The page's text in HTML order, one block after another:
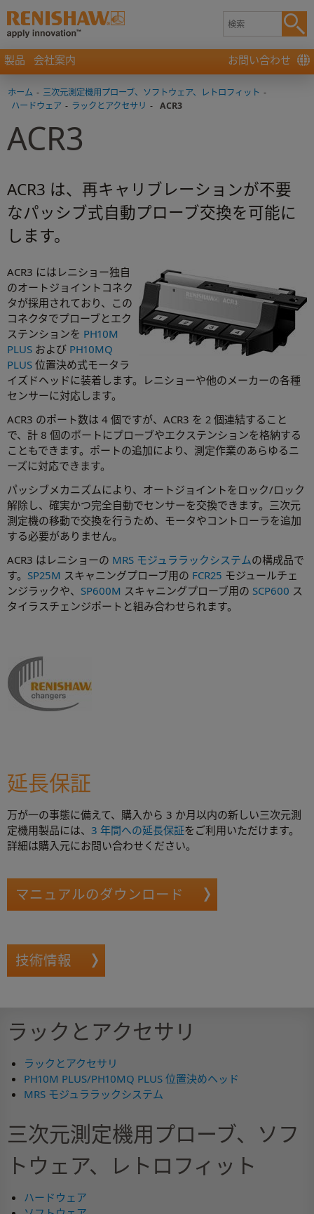
製品 会社案内 お問い合わせ
ホーム - 三次元測定機用プローブ、ソフトウェア、レトロフィット -
ハードウェア - ラックとアクセサリ - ACR3
ACR3
ACR3 は、再キャリブレーションが不要
なパッシブ式自動プローブ交換を可能に
します。
ACR3 にはレニショー独自
のオートジョイントコネク
タが採用されており、この
コネクタでプローブとエク
ステンションを PH10M
PLUS および PH10MQ
PLUS 位置決め式モータラ
イズドヘッドに装着します。レニショーや他のメーカーの各種
センサーに対応します。
ACR3 のポート数は 4 個ですが、ACR3 を 2 個連結すること
で、計 8 個のポートにプローブやエクステンションを格納する
こともできます。ポートの追加により、測定作業のあらゆるニ
ーズに対応できます。
パッシブメカニズムにより、オートジョイントをロック/ロック
解除し、確実かつ完全自動でセンサーを交換できます。三次元
測定機の移動で交換を行うため、モータやコントローラを追加
する必要がありません。
ACR3 はレニショーの MRS モジュララックシステムの構成品で
す。 SP25M スキャニングプローブ用の FCR25 モジュールチェ
ンジラックや、 SP600M スキャニングプローブ用の SCP600 ス
タイラスチェンジポートと組み合わせられます。
延長保証
万が一の事態に備えて、購入から 3 か月以内の新しい三次元測
定機用製品には、 3 年間への延長保証をご利用いただけます。
詳細は購入元にお問い合わせください。
マニュアルのダウンロード
技術情報
ラックとアクセサリ
ラックとアクセサリ
PH10M PLUS/PH10MQ PLUS 位置決めヘッド
MRS モジュララックシステム
三次元測定機用プローブ、ソフ
トウェア、レトロフィット
ハードウェア